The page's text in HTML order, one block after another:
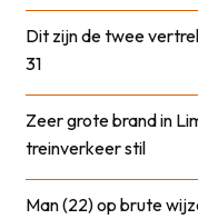
Dit zijn de twee
31
Zeer grote brand in
treinverkeer stil
Man (22) op brute